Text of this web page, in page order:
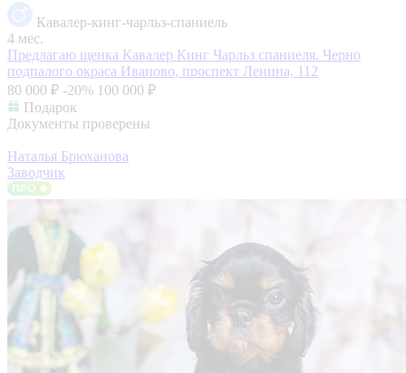
Кавалер-кинг-чарльз-спаниель
4 мес.
Предлагаю щенка Кавалер Кинг Чарльз спаниеля. Черно
подпалого окраса Иваново, проспект Ленина, 112
80 000 ₽ -20% 100 000 ₽
Подарок
Документы проверены
Наталья Брюханова
Заводчик